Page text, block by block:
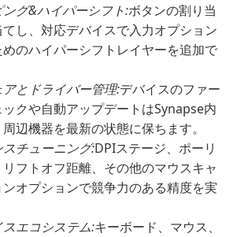
グ&ハイパーシフト:ボタンの割り当
し、対応デバイスで入力オプション
のハイパーシフトレイヤーを追加で
アとドライバー管理:デバイスのファー
クや自動アップデートはSynapse内
辺機器を最新の状態に保ちます。
チューニング:DPIステージ、ポーリ
フトオフ距離、その他のマウスキャ
ンオプションで競争力のある精度を実
エコシステム:キーボード、マウス、